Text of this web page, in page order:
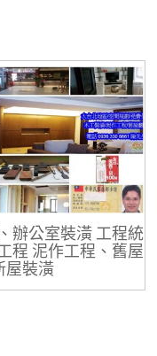
辦公室裝潢 工程統
程 泥作工程、舊屋
屋裝潢